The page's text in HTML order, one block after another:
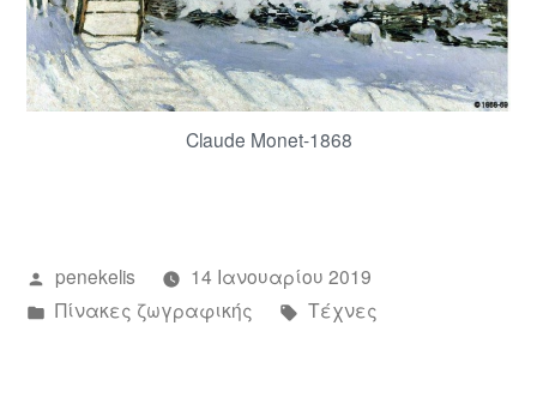
Claude Monet-1868
Συντάχθηκε
από
penekelis
14 Ιανουαρίου 2019
Αναρτήθηκε
Πίνακες ζωγραφικής Ετικέτες:
Τέχνες